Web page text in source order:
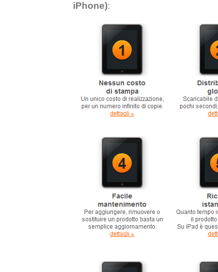
iPhone):